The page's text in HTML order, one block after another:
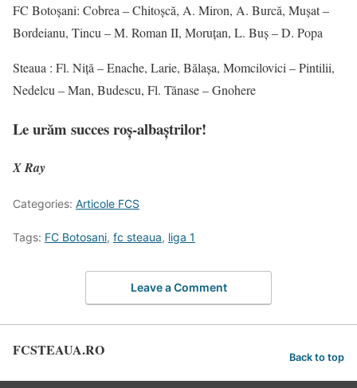
FC Botoșani: Cobrea – Chitoșcă, A. Miron, A. Burcă, Mușat –
Bordeianu, Tincu – M. Roman II, Moruțan, L. Buș – D. Popa
Steaua : Fl. Niță – Enache, Larie, Bălașa, Momcilovici – Pintilii,
Nedelcu – Man, Budescu, Fl. Tănase – Gnohere
Le urăm succes roș-albaștrilor!
X Ray
Categories: Articole FCS
Tags: FC Botosani, fc steaua, liga 1
Leave a Comment
FCSTEAUA.RO Back to top